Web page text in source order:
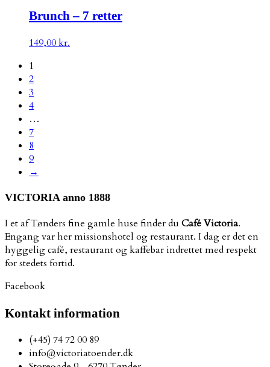
Brunch – 7 retter
149,00kr.
1
2
3
4
…
7
8
9
→
VICTORIA anno 1888
I et af Tønders fine gamle huse finder du Café Victoria.
Engang var her missionshotel og restaurant. I dag er det en
hyggelig café, restaurant og kaffebar indrettet med respekt
for stedets fortid.
Facebook
Kontakt information
(+45) 74 72 00 89
info@victoriatoender.dk